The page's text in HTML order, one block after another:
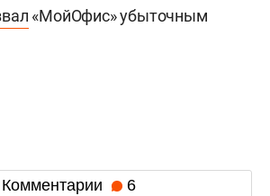
«МойОфис» убыточным
Комментарии 6